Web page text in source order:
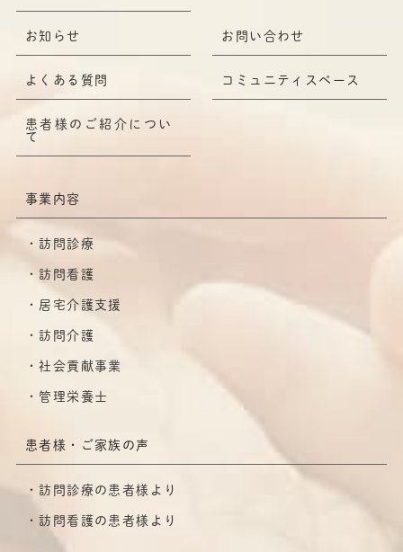
お知らせ お問い合わせ
よくある質問 コミュニティスペース
患者様のご紹介につい
て
事業内容
訪問診療
訪問看護
居宅介護支援
訪問介護
社会貢献事業
管理栄養士
患者様・ご家族の声
訪問診療の患者様より
訪問看護の患者様より